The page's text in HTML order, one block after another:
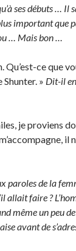
ses débuts … Il
important que
… Mais bon …
Qu’est-ce que
» Dit-il
je proviens
il
paroles de la
allait faire ?
même un peu
avant de